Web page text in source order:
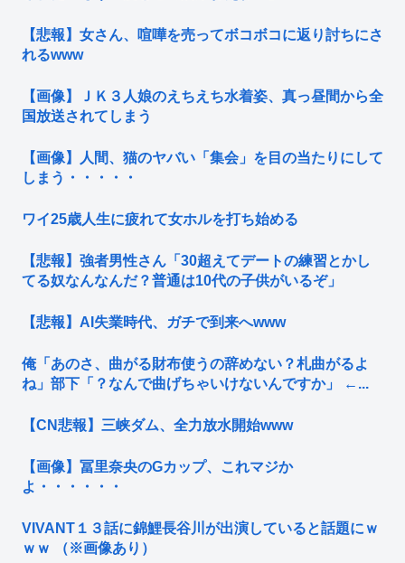
【悲報】女さん、喧嘩を売ってボコボコに返り討ちにさ
れるwww
【画像】ＪＫ３人娘のえちえち水着姿、真っ昼間から全
国放送されてしまう
【画像】人間、猫のヤバい「集会」を目の当たりにして
しまう・・・・・
ワイ25歳人生に疲れて女ホルを打ち始める
【悲報】強者男性さん「30超えてデートの練習とかし
てる奴なんなんだ？普通は10代の子供がいるぞ」
【悲報】AI失業時代、ガチで到来へwww
俺「あのさ、曲がる財布使うの辞めない？札曲がるよ
ね」部下「？なんで曲げちゃいけないんですか」 ←...
【CN悲報】三峡ダム、全力放水開始www
【画像】冨里奈央のGカップ、これマジか
よ・・・・・・
VIVANT１３話に錦鯉長谷川が出演していると話題にｗ
ｗｗ （※画像あり）